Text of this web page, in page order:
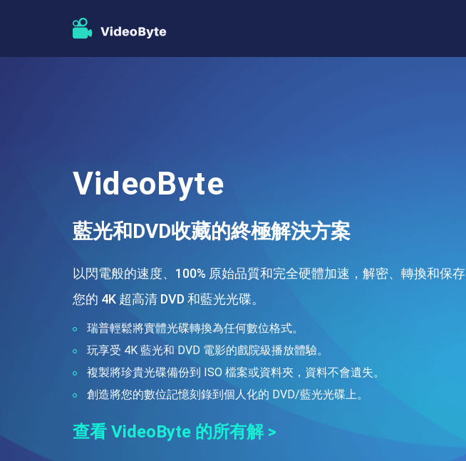
VideoByte
藍光和DVD收藏的終極解決方案
以閃電般的速度、100% 原始品質和完全硬體加速，解密、轉換和保存
您的 4K 超高清 DVD 和藍光光碟。
瑞普輕鬆將實體光碟轉換為任何數位格式。
玩享受 4K 藍光和 DVD 電影的戲院級播放體驗。
複製將珍貴光碟備份到 ISO 檔案或資料夾，資料不會遺失。
創造將您的數位記憶刻錄到個人化的 DVD/藍光光碟上。
查看 VideoByte 的所有解 >